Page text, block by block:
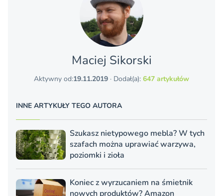
Maciej Sikorski
Aktywny od:19.11.2019 · Dodał(a): 647 artykułów
INNE ARTYKUŁY TEGO AUTORA
Szukasz nietypowego mebla? W tych
szafach można uprawiać warzywa,
poziomki i zioła
Koniec z wyrzucaniem na śmietnik
nowych produktów? Amazon